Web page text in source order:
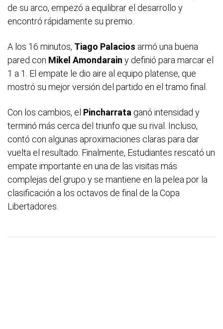
de su arco, empezó a equilibrar el desarrollo y
encontró rápidamente su premio.
A los 16 minutos, Tiago Palacios armó una buena
pared con Mikel Amondarain y definió para marcar el
1 a 1. El empate le dio aire al equipo platense, que
mostró su mejor versión del partido en el tramo final.
Con los cambios, el Pincharrata ganó intensidad y
terminó más cerca del triunfo que su rival. Incluso,
contó con algunas aproximaciones claras para dar
vuelta el resultado. Finalmente, Estudiantes rescató un
empate importante en una de las visitas más
complejas del grupo y se mantiene en la pelea por la
clasificación a los octavos de final de la Copa
Libertadores.